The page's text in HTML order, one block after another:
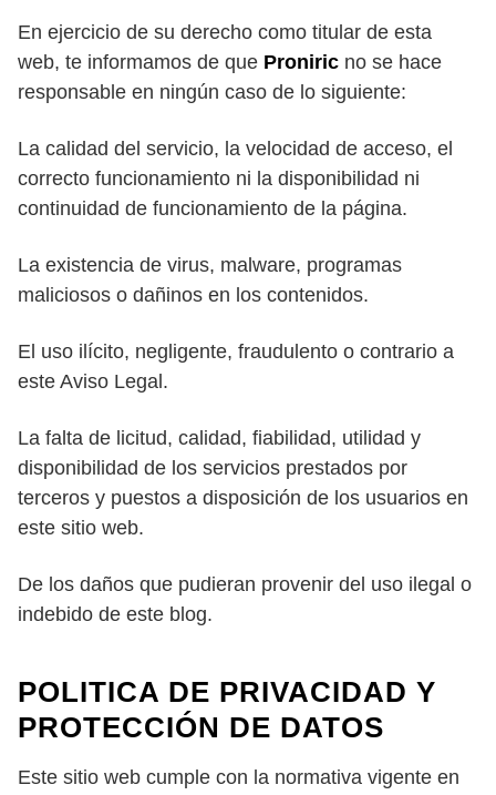
En ejercicio de su derecho como titular de esta
web, te informamos de que Proniric no se hace
responsable en ningún caso de lo siguiente:
La calidad del servicio, la velocidad de acceso, el
correcto funcionamiento ni la disponibilidad ni
continuidad de funcionamiento de la página.
La existencia de virus, malware, programas
maliciosos o dañinos en los contenidos.
El uso ilícito, negligente, fraudulento o contrario a
este Aviso Legal.
La falta de licitud, calidad, fiabilidad, utilidad y
disponibilidad de los servicios prestados por
terceros y puestos a disposición de los usuarios en
este sitio web.
De los daños que pudieran provenir del uso ilegal o
indebido de este blog.
POLITICA DE PRIVACIDAD Y
PROTECCIÓN DE DATOS
Este sitio web cumple con la normativa vigente en